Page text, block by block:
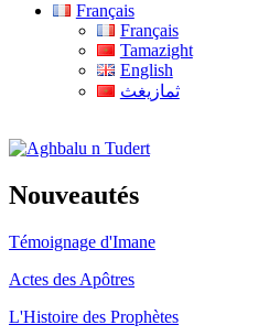
Français
Français
Tamazight
English
ثمازيغث
Aghbalu n Tudert
Nouveautés
Témoignage d'Imane
Actes des Apôtres
L'Histoire des Prophètes